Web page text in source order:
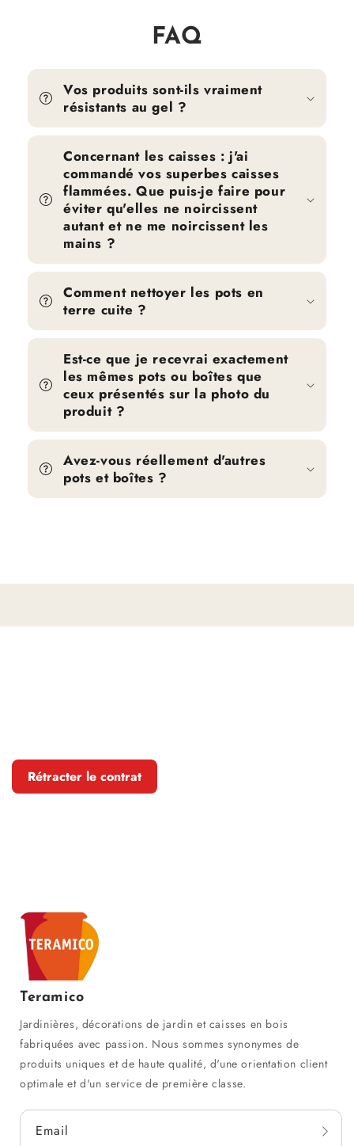
FAQ
Vos produits sont-ils vraiment
résistants au gel ?
Concernant les caisses : j'ai
commandé vos superbes caisses
flammées. Que puis-je faire pour
éviter qu'elles ne noircissent
autant et ne me noircissent les
mains ?
Comment nettoyer les pots en
terre cuite ?
Est-ce que je recevrai exactement
les mêmes pots ou boîtes que
ceux présentés sur la photo du
produit ?
Avez-vous réellement d'autres
pots et boîtes ?
Rétracter le contrat
Teramico
Jardinières, décorations de jardin et caisses en bois
fabriquées avec passion. Nous sommes synonymes de
produits uniques et de haute qualité, d'une orientation client
optimale et d'un service de première classe.
Email